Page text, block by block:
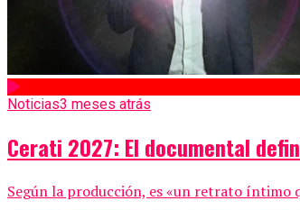
Noticias3 meses atrás
Cerati 2027: El documental
Según la producción, es «un retrato íntimo